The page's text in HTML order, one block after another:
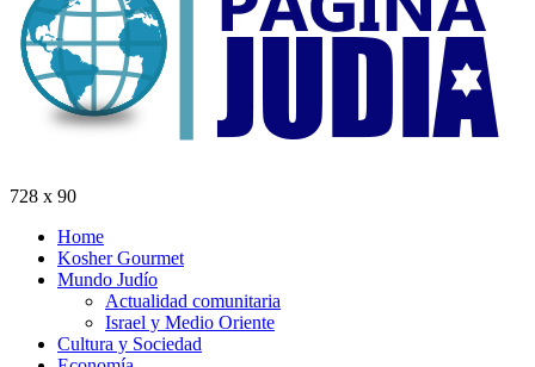
728 x 90
Home
Kosher Gourmet
Mundo Judío
Actualidad comunitaria
Israel y Medio Oriente
Cultura y Sociedad